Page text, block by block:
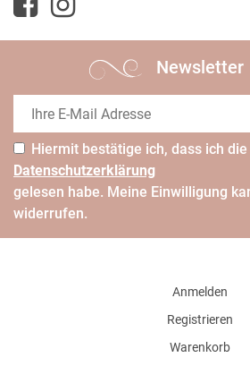
Newsletter
Hiermit bestätige ich, dass ich die
Daten­schutz­erklärung
gelesen habe. Meine Einwilligung
widerrufen.
Anmelden
Registrieren
Warenkorb